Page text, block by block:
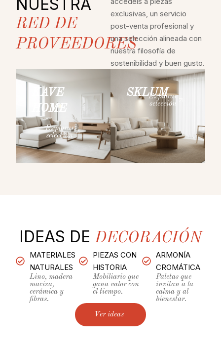
NUESTRA
RED DE
PROVEEDORES
exclusivas, un servicio
post-venta profesional y
una selección alineada con
nuestra filosofía de
sostenibilidad y buen gusto.
KAVE
HOME
Explorar
selección
SKLUM
Explorar
selección
IDEAS DE DECORACIÓN
MATERIALES
NATURALES
Lino, madera
maciza,
cerámica y
fibras.
PIEZAS CON
HISTORIA
Mobiliario que
gana valor con
el tiempo.
ARMONÍA
CROMÁTICA
Paletas que
invitan a la
calma y al
bienestar.
Ver ideas